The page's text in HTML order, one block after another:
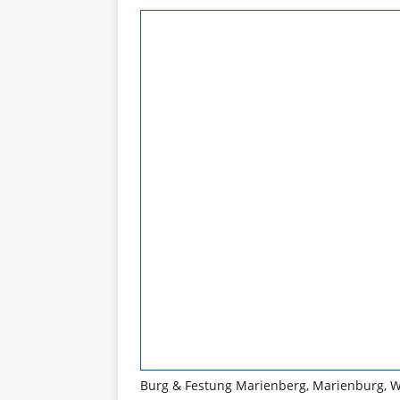
Burg & Festung Marienberg, Marienburg,